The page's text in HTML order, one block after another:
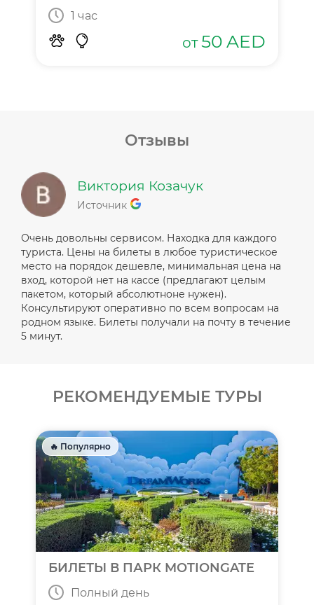
1 час
от 50 AED
Отзывы
Виктория Козачук
Источник
Очень довольны сервисом. Находка для каждого
туриста. Цены на билеты в любое туристическое
место на порядок дешевле, минимальная цена на
вход, которой нет на кассе (предлагают целым
пакетом, который абсолютноне нужен).
Консультируют оперативно по всем вопросам на
родном языке. Билеты получали на почту в течение
5 минут.
РЕКОМЕНДУЕМЫЕ ТУРЫ
🔥 Популярно
БИЛЕТЫ В ПАРК MOTIONGATE
Полный день